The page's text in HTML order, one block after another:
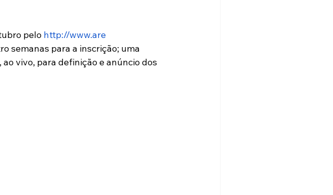
pelo http://www.are
semanas para a inscrição; uma
vivo, para definição e anúncio dos